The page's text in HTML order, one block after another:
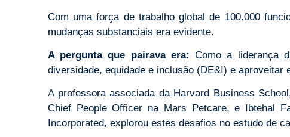
Com uma força de trabalho global de 100.000
mudanças substanciais era evidente.
A pergunta que pairava era: Como a liderança
diversidade, equidade e inclusão (DE&I) e
A professora associada da Harvard Business
Chief People Officer na Mars Petcare, e Ibtehal
Incorporated, explorou estes desafios no estudo de